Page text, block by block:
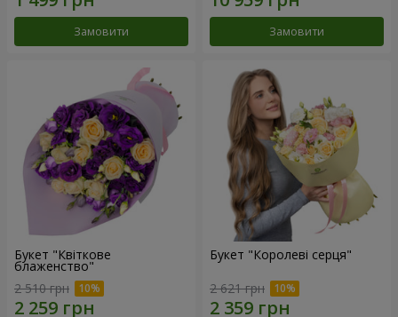
Замовити Замовити
Букет "Квіткове
блаженство"
2 510 грн
Букет "Королеві серця"
2 621 грн